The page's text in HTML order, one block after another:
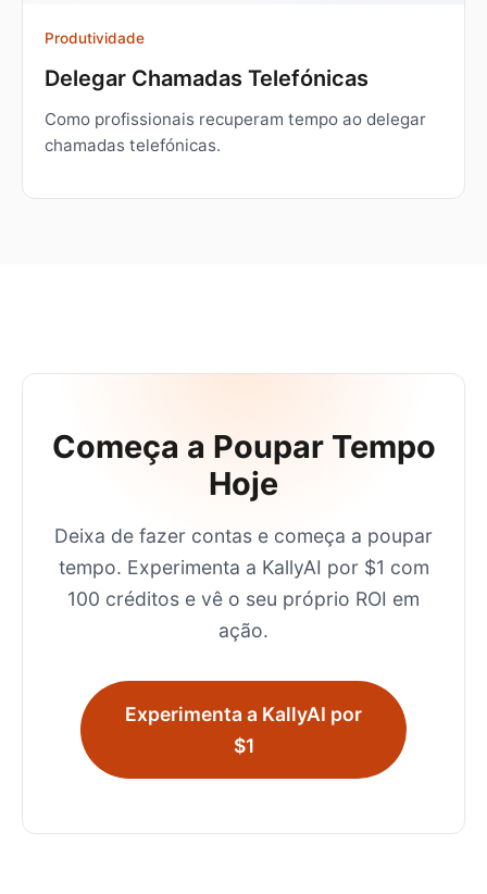
Produtividade
Delegar Chamadas Telefónicas
Como profissionais recuperam tempo ao delegar
chamadas telefónicas.
Começa a Poupar Tempo
Hoje
Deixa de fazer contas e começa a poupar
tempo. Experimenta a KallyAI por $1 com
100 créditos e vê o seu próprio ROI em
ação.
Experimenta a KallyAI por
$1